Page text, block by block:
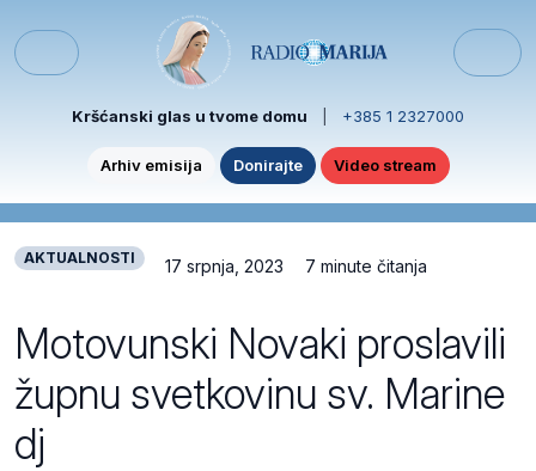
Menu
Kršćanski glas u tvome domu +385 1 2327000
Arhiv emisija Donirajte Video stream
AKTUALNOSTI 17 srpnja, 2023 7 minute čitanja
Motovunski Novaki proslavili
župnu svetkovinu sv. Marine
dj